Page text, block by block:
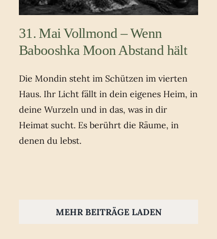
31. Mai Vollmond – Wenn
Babooshka Moon Abstand hält
Die Mondin steht im Schützen im vierten
Haus. Ihr Licht fällt in dein eigenes Heim, in
deine Wurzeln und in das, was in dir
Heimat sucht. Es berührt die Räume, in
denen du lebst.
MEHR BEITRÄGE LADEN